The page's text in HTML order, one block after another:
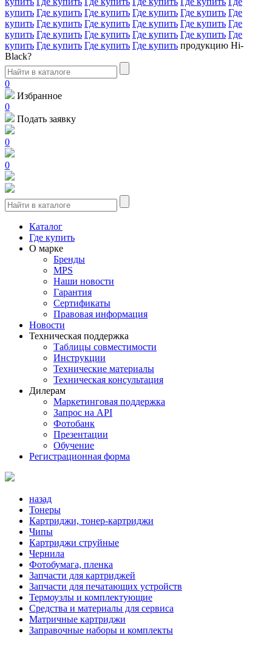
купить Где купить Где купить Где купить Где купить Где
купить Где купить Где купить Где купить Где купить Где
купить Где купить Где купить Где купить Где купить Где
купить Где купить Где купить Где купить продукцию Hi-
Black?
0
Избранное
0
Подать заявку
0
0
Каталог
Где купить
О марке
Бренды
MPS
Наши новости
Гарантия
Сертификаты
Правовая информация
Новости
Техническая поддержка
Таблицы совместимости
Инструкции
Технические материалы
Техническая консультация
Дилерам
Маркетинговая поддержка
Запрос на API
Фотобанк
Презентации
Обучение
Регистрационная форма
назад
Тонеры
Картриджи, тонер-картриджи
Чипы
Картриджи струйные
Чернила
Фотобумага, пленка
Запчасти для картриджей
Запчасти для печатающих устройств
Термоузлы и комплектующие
Средства и материалы для сервиса
Матричные картриджи
Заправочные наборы и комплекты